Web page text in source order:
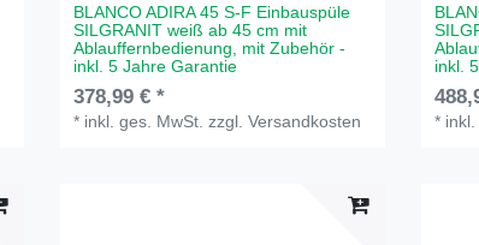
BLANCO ADIRA 45 S-F Einbauspüle
SILGRANIT weiß ab 45 cm mit
Ablauffernbedienung, mit Zubehör -
inkl. 5 Jahre Garantie
378,99 € *
* inkl. ges. MwSt. zzgl.Versandkosten
inkl.
* inkl.